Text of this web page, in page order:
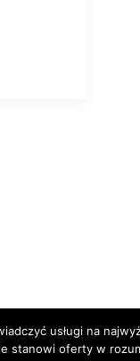
usługi na
stanowi oferty w